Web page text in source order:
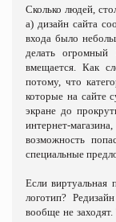
Сколько людей,
а) дизайн сайта
входа было
делать
вмещается. Как
потому, что
которые на сайте
экране до
интернет-
возможность
специальные
Если виртуальная
логотип?
вообще не заходят.